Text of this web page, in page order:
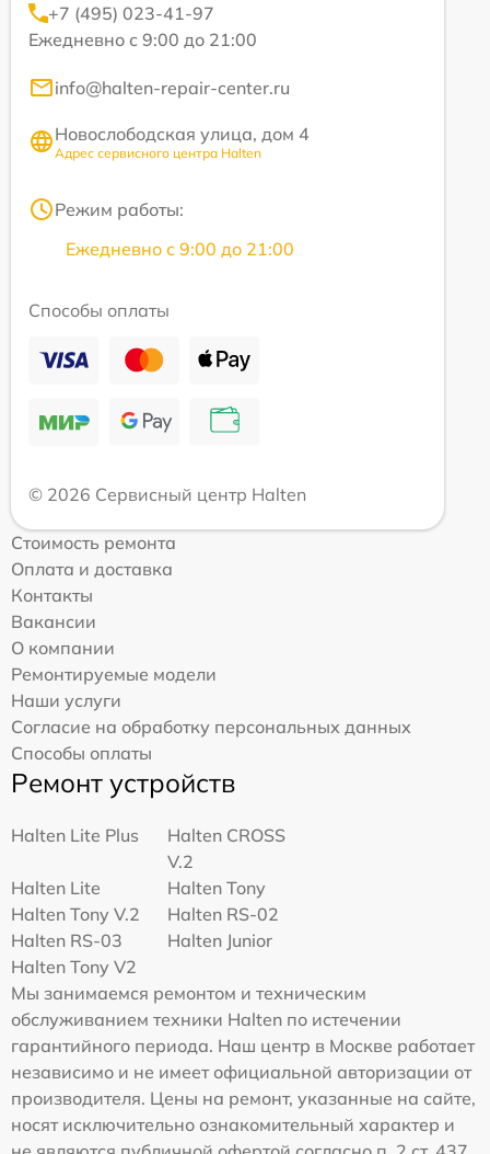
+7 (495) 023-41-97
Ежедневно с 9:00 до 21:00
info@halten-repair-center.ru
Новослободская улица, дом 4
Адрес сервисного центра Halten
Режим работы:
Ежедневно с 9:00 до 21:00
Способы оплаты
© 2026 Сервисный центр Halten
Стоимость ремонта
Оплата и доставка
Контакты
Вакансии
О компании
Ремонтируемые модели
Наши услуги
Согласие на обработку персональных данных
Способы оплаты
Ремонт устройств
Halten Lite Plus
Halten CROSS
V.2
Halten Lite
Halten Tony
Halten Tony V.2
Halten RS-02
Halten RS-03
Halten Junior
Halten Tony V2
Мы занимаемся ремонтом и техническим
обслуживанием техники Halten по истечении
гарантийного периода. Наш центр в Москве работает
независимо и не имеет официальной авторизации от
производителя. Цены на ремонт, указанные на сайте,
носят исключительно ознакомительный характер и